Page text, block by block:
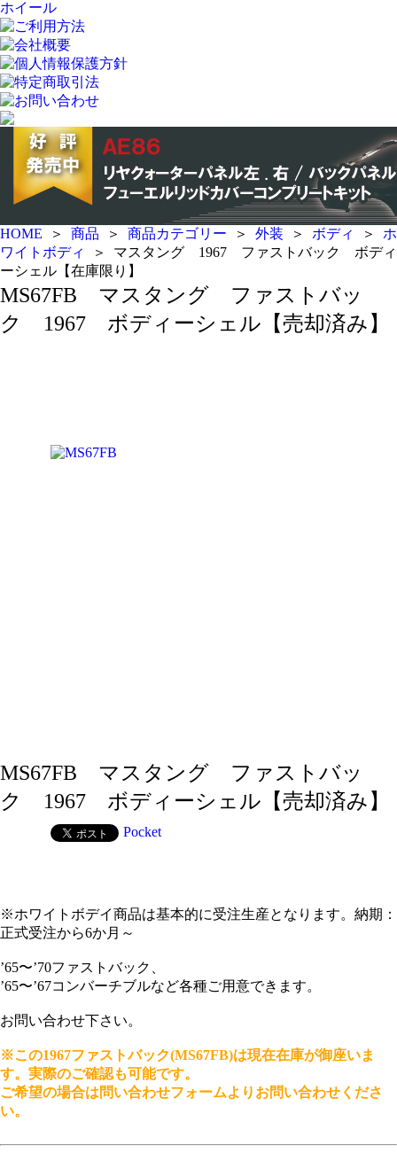
ホイール
ご利用方法
会社概要
個人情報保護方針
特定商取引法
お問い合わせ
HOME ＞ 商品 ＞ 商品カテゴリー ＞ 外装 ＞ ボディ ＞ ホ
ワイトボディ
＞ マスタング 1967 ファストバック ボディ
ーシェル【在庫限り】
MS67FB マスタング ファストバッ
ク 1967 ボディーシェル【売却済み】
MS67FB マスタング ファストバッ
ク 1967 ボディーシェル【売却済み】
Pocket
※ホワイトボデイ商品は基本的に受注生産となります。納期：
正式受注から6か月～
’65〜’70ファストバック、
’65〜’67コンバーチブルなど各種ご用意できます。
お問い合わせ下さい。
※この1967ファストバック(MS67FB)は現在在庫が御座いま
す。実際のご確認も可能です。
ご希望の場合は問い合わせフォームよりお問い合わせくださ
い。